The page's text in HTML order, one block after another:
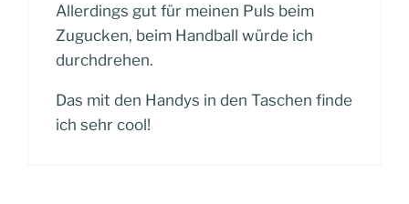
Allerdings gut für meinen Puls beim
Zugucken, beim Handball würde ich
durchdrehen.
Das mit den Handys in den Taschen finde
ich sehr cool!